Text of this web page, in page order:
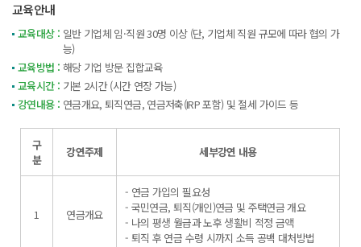
교육안내
교육대상 : 일반 기업체 임·직원 30명 이상 (단, 기업체 직원 규모에 따라 협의 가
능)
교육방법 : 해당 기업 방문 집합교육
교육시간 : 기본 2시간 (시간 연장 가능)
강연내용 : 연금개요, 퇴직연금, 연금저축(IRP 포함) 및 절세 가이드 등
구
분
강연주제 세부강연 내용
1 연금개요
- 연금 가입의 필요성
- 국민연금, 퇴직(개인)연금 및 주택연금 개요
- 나의 평생 월급과 노후 생활비 적정 금액
- 퇴직 후 연금 수령 시까지 소득 공백 대처방법